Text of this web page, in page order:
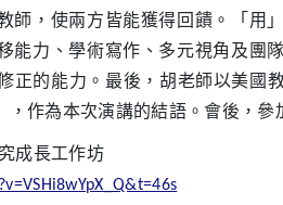
師，使兩方皆能獲得回饋。「用
能力、學術寫作、多元視角及團
正的能力。最後，胡老師以美國
，作為本次演講的結語。會後，
成長工作坊